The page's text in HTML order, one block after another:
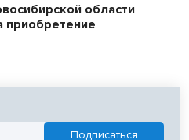
области
приобретение